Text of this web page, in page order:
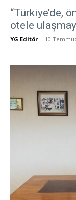
“Türkiye’de,
otele
YG Editör - 10